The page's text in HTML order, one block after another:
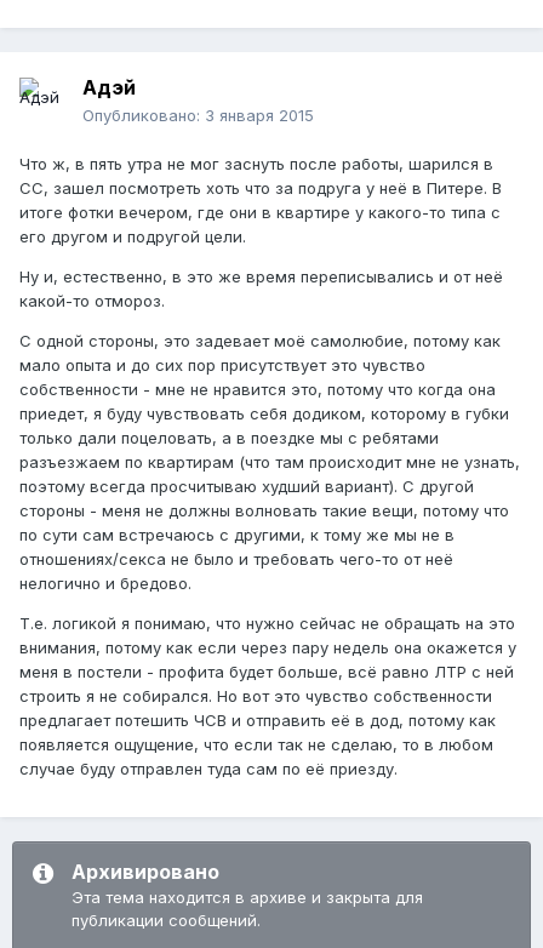
Адэй
Опубликовано: 3 января 2015
Что ж, в пять утра не мог заснуть после работы, шарился в
СС, зашел посмотреть хоть что за подруга у неё в Питере. В
итоге фотки вечером, где они в квартире у какого-то типа с
его другом и подругой цели.
Ну и, естественно, в это же время переписывались и от неё
какой-то отмороз.
С одной стороны, это задевает моё самолюбие, потому как
мало опыта и до сих пор присутствует это чувство
собственности - мне не нравится это, потому что когда она
приедет, я буду чувствовать себя додиком, которому в губки
только дали поцеловать, а в поездке мы с ребятами
разъезжаем по квартирам (что там происходит мне не узнать,
поэтому всегда просчитываю худший вариант). С другой
стороны - меня не должны волновать такие вещи, потому что
по сути сам встречаюсь с другими, к тому же мы не в
отношениях/секса не было и требовать чего-то от неё
нелогично и бредово.
Т.е. логикой я понимаю, что нужно сейчас не обращать на это
внимания, потому как если через пару недель она окажется у
меня в постели - профита будет больше, всё равно ЛТР с ней
строить я не собирался. Но вот это чувство собственности
предлагает потешить ЧСВ и отправить её в дод, потому как
появляется ощущение, что если так не сделаю, то в любом
случае буду отправлен туда сам по её приезду.
Архивировано
Эта тема находится в архиве и закрыта для
публикации сообщений.